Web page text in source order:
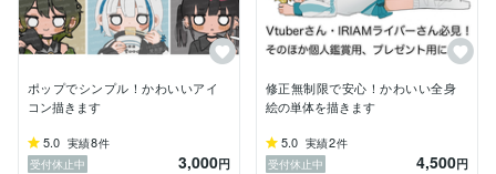
ポップでシンプル！かわいいアイ
コン描きます
5.0 実績8件
受付休止中
3,000円
修正無制限で安心！かわいい全身
絵の単体を描きます
5.0 実績2件
受付休止中
4,500円